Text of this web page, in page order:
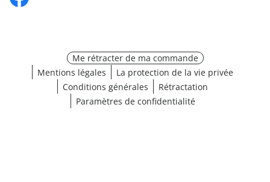
Me rétracter de ma commande
Mentions légales
La protection de la vie privée
Conditions générales
Rétractation
Paramètres de confidentialité